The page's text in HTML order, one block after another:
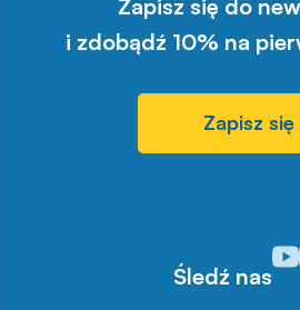
Zapisz się do
i zdobądź 10% na
Zapisz się
Śledź nas